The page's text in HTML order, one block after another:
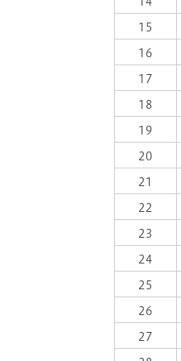
15
16
17
18
19
20
21
22
23
24
25
26
27